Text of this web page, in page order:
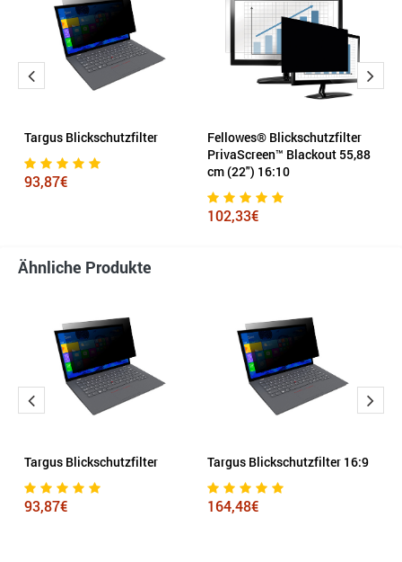
Targus Blickschutzfilter
93,87€
Fellowes® Blickschutzfilter
PrivaScreen™ Blackout 55,88
cm (22") 16:10
102,33€
Ähnliche Produkte
Targus Blickschutzfilter
93,87€
Targus Blickschutzfilter 16:9
164,48€